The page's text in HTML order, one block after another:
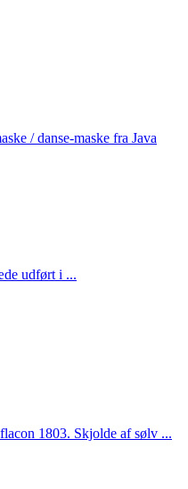
/ danse-maske fra Java
udført i ...
1803. Skjolde af sølv ...